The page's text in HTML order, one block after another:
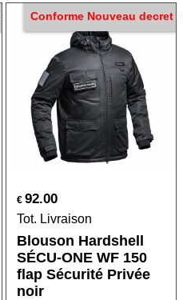
Conforme Nouveau decret
€ 92.00
Tot. Livraison
Blouson Hardshell
SÉCU-ONE WF 150
flap Sécurité Privée
noir